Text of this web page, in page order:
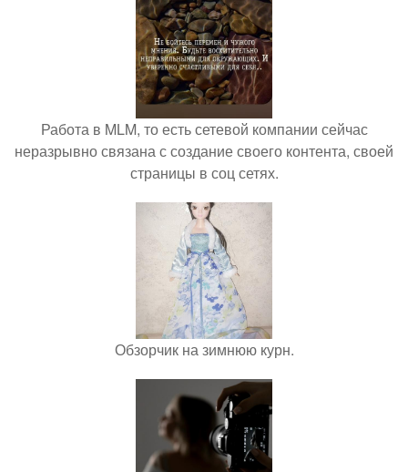
Работа в MLM, то есть сетевой компании сейчас
неразрывно связана с создание своего контента, своей
страницы в соц сетях.
Обзорчик на зимнюю курн.